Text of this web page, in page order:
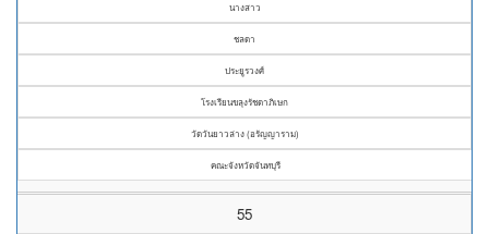
นางสาว
ชลดา
ประยูรวงศ์
โรงเรียนขลุงรัชดาภิเษก
วัดวันยาวล่าง (อรัญญาราม)
คณะจังหวัดจันทบุรี
55